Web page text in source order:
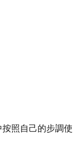
照自己的步調使